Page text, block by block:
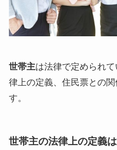
世帯主は法律で定められ
律上の定義、住民票との
す。
世帯主の法律上の定義